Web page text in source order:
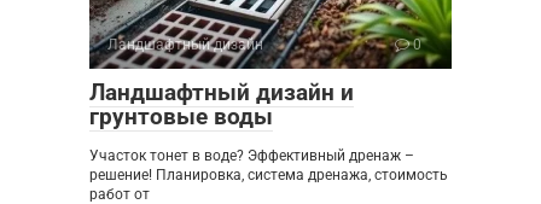
Ландшафтный дизайн 0
Ландшафтный дизайн и
грунтовые воды
Участок тонет в воде? Эффективный дренаж –
решение! Планировка, система дренажа, стоимость
работ от